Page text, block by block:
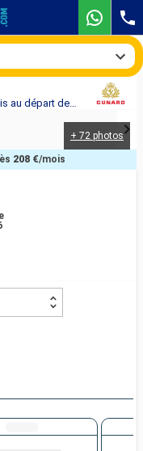
Croisière Queen Elizabeth : Canada, États-Unis au départ de Seattle
+ 72 photos
208 €/mois